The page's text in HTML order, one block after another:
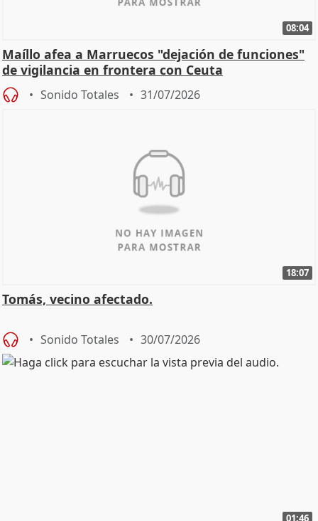
08:04
Maíllo afea a Marruecos "dejación de funciones"
de vigilancia en frontera con Ceuta
Sonido Totales 31/07/2026
18:07
Tomás, vecino afectado.
Sonido Totales 30/07/2026
01:46